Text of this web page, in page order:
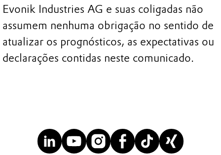
Evonik Industries AG e suas coligadas não
assumem nenhuma obrigação no sentido de
atualizar os prognósticos, as expectativas ou
declarações contidas neste comunicado.